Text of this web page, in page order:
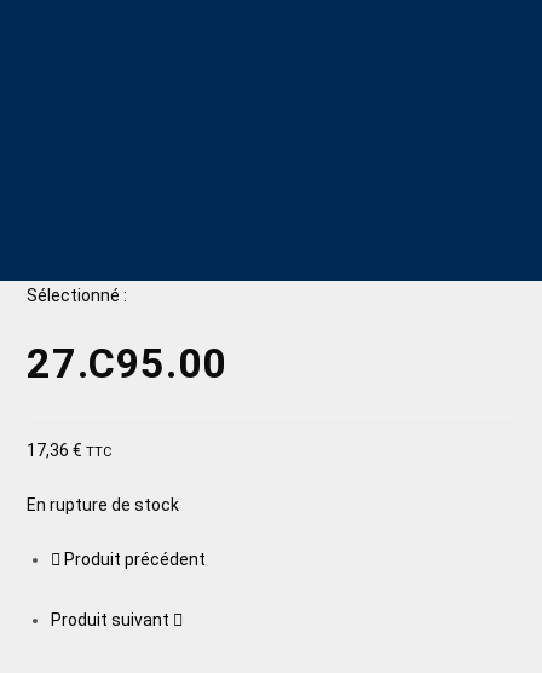
Sélectionné :
27.C95.00
17,36€ TTC
En rupture de stock
Produit précédent
Produit suivant